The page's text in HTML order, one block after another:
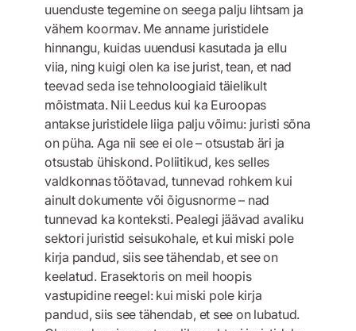
uuenduste tegemine on seega palju lihtsam ja
vähem koormav. Me anname juristidele
hinnangu, kuidas uuendusi kasutada ja ellu
viia, ning kuigi olen ka ise jurist, tean, et nad
teevad seda ise tehnoloogiaid täielikult
mõistmata. Nii Leedus kui ka Euroopas
antakse juristidele liiga palju võimu: juristi sõna
on püha. Aga nii see ei ole – otsustab äri ja
otsustab ühiskond. Poliitikud, kes selles
valdkonnas töötavad, tunnevad rohkem kui
ainult dokumente või õigusnorme – nad
tunnevad ka konteksti. Pealegi jäävad avaliku
sektori juristid seisukohale, et kui miski pole
kirja pandud, siis see tähendab, et see on
keelatud. Erasektoris on meil hoopis
vastupidine reegel: kui miski pole kirja
pandud, siis see tähendab, et see on lubatud.